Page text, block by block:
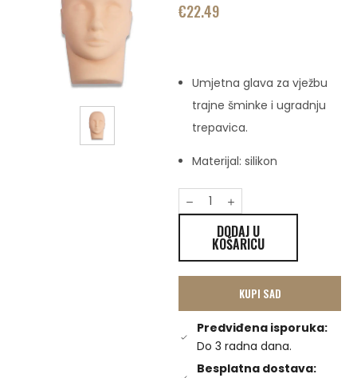
€22.49
Umjetna glava za vježbu
trajne šminke i ugradnju
trepavica.
Materijal: silikon
DODAJ U
KOŠARICU
KUPI SAD
Predviđena isporuka:
Do 3 radna dana.
Besplatna dostava: